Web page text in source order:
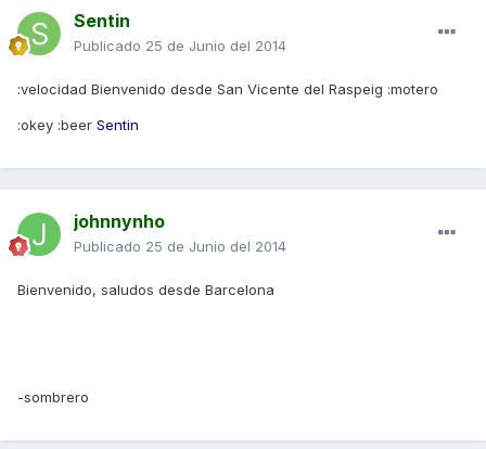
Sentin
Publicado 25 de Junio del 2014
:velocidad Bienvenido desde San Vicente del Raspeig :motero
:okey :beer Sentin
johnnynho
Publicado 25 de Junio del 2014
Bienvenido, saludos desde Barcelona
-sombrero